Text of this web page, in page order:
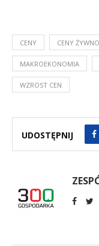
CENY CENY
MAKROEKONOMIA
WZROST CEN
UDOSTĘPNIJ